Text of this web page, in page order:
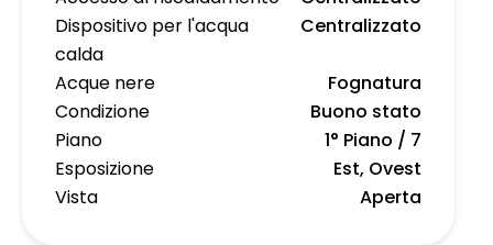
Dispositivo per l'acqua
calda
Centralizzato
Acque nere
Fognatura
Condizione
Buono stato
Piano
1° Piano / 7
Esposizione
Est, Ovest
Vista
Aperta